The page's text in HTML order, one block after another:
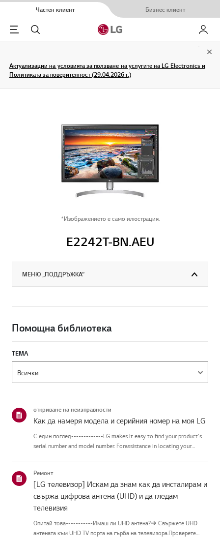
Частен клиент Бизнес клиент
Menu
Търсене Моят
Актуализации на условията за ползване на услугите на LG Electronics и
Политиката за поверителност (29.04.2026 г.)
*Изображението е само илюстрация.
E2242T-BN.AEU
МЕНЮ „ПОДДРЪЖКА“
Помощна библиотека
ТЕМА
откриване на неизправности
Как да намеря модела и серийния номер на моя LG
С един поглед-------------LG makes it easy to find your product's
serial number and model number. Forassistance in locating your
Ремонт
[LG телевизор] Искам да знам как да инсталирам и
свържа цифрова антена (UHD) и да гледам
телевизия
Опитай това-----------Имаш ли UHD антена?➔ Свържете UHD
антената към UHD TV порта на гърба на телевизора.Проверете